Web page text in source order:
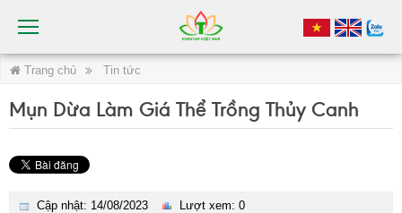
Trang chủ Tin tức
Mụn Dừa Làm Giá Thể Trồng Thủy Canh
Cập nhật: 14/08/2023 Lượt xem: 0